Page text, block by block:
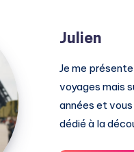
Julien
Je me
voyages mais
années et
dédié à la